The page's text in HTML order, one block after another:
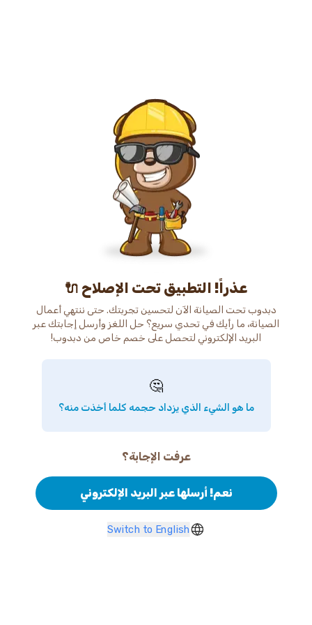
عذراً! التطبيق تحت الإصلاح 🔌
دبدوب تحت الصيانة الآن لتحسين تجربتك. حتى ننتهي أعمال
الصيانة، ما رأيك في تحدي سريع؟ حل اللغز وأرسل إجابتك عبر
البريد الإلكتروني لتحصل على خصم خاص من دبدوب!
🤔
ما هو الشيء الذي يزداد حجمه كلما أخذت منه؟
عرفت الإجابة؟
نعم! أرسلها عبر البريد الإلكتروني
Switch to English